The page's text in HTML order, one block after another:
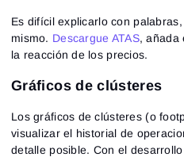
Es difícil explicarlo con
mismo. Descargue ATAS, añada
la reacción de los precios.
Gráficos de clústeres
Los gráficos de clústeres (o
visualizar el historial de
detalle posible. Con el